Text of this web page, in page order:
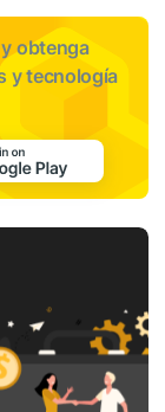
obtenga
y tecnología